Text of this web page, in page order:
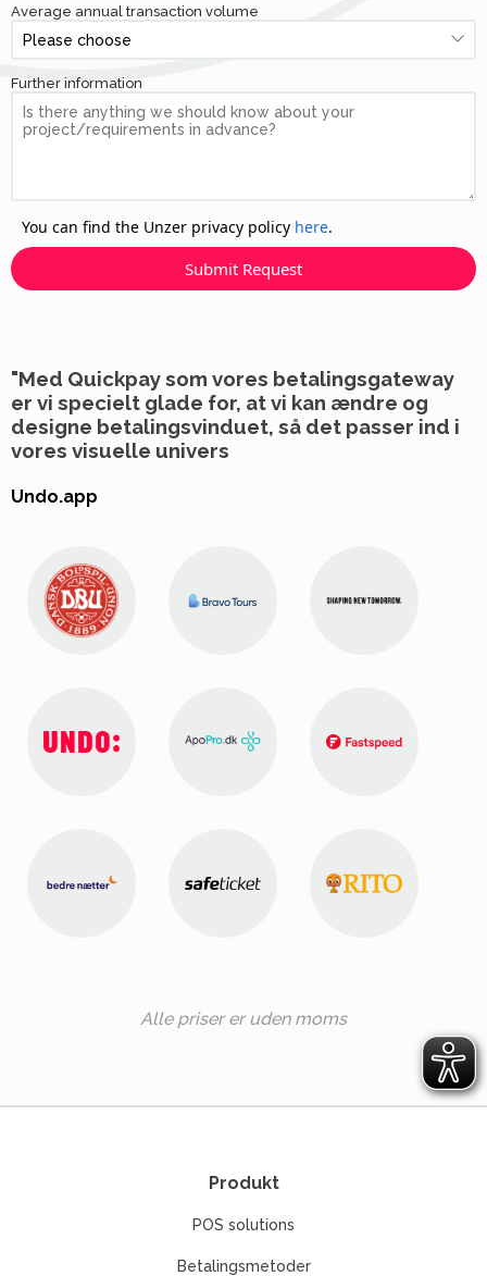
Average annual transaction volume
Further information
You can find the Unzer privacy policy here.
Submit Request
"Med Quickpay som vores betalingsgateway
er vi specielt glade for, at vi kan ændre og
designe betalingsvinduet, så det passer ind i
vores visuelle univers
Undo.app
Alle priser er uden moms
Produkt
POS solutions
Betalingsmetoder